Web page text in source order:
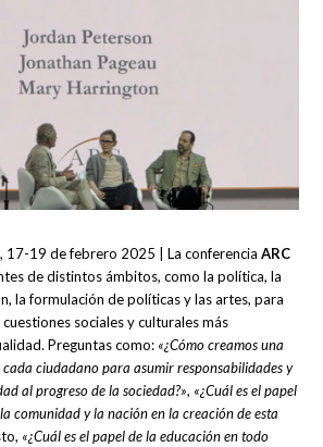
17-19 de febrero 2025 | La conferenciaARC
de distintos ámbitos, como la política, la
la formulación de políticas y las artes, para
sociales y culturales más
Preguntas como: «¿Cómo creamos una
ciudadano para asumir responsabilidades y
al progreso de la sociedad?», «¿Cuál es el papel
comunidad y la nación en la creación de esta
«¿Cuál es el papel de la educación en todo